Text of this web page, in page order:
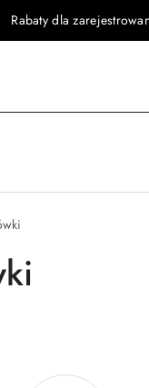
Rabaty dla